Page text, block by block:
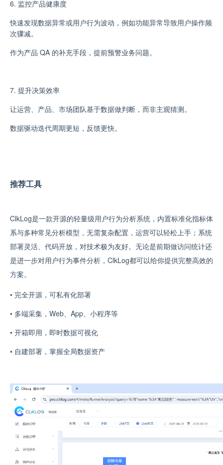
6. 监控产品健康度
快速发现数据异常或用户行为波动，例如功能异常导致用户操作频
次骤减。
作为产品 QA 的补充手段，提前预警业务问题。
7. 提升决策效率
让运营、产品、市场团队基于数据做判断，而非主观猜测。
数据驱动迭代周期更短，反馈更快。
推荐工具
ClkLog是一款开源的轻量级用户行为分析系统，内置标准化指标体
系与多种常见分析模型，无需复杂配置，运营可以轻松上手；系统
部署灵活、代码开放，对技术极为友好。 无论是前期做访问统计还
是进一步对用户行为事件分析 ， ClkLog都可以给你提供完整高效的
方案。
• 完全开源，可私有化部署
• 多端采集，Web、App、小程序等
• 开箱即用，即时数据可视化
• 自建部署，掌握全局数据资产